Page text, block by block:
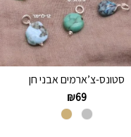
סטונס-צ’ארמים אבני חן
₪69